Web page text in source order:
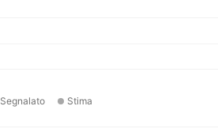
Segnalato Stima